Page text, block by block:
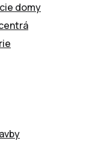
domy